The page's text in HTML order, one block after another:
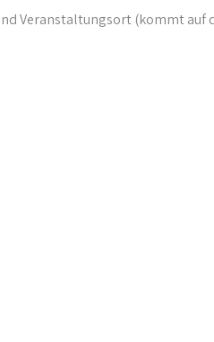
Veranstaltungsort (kommt auf